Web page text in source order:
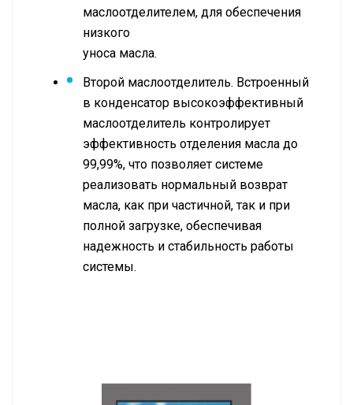
маслоотделителем, для обеспечения
низкого
уноса масла.
Второй маслоотделитель. Встроенный
в конденсатор высокоэффективный
маслоотделитель контролирует
эффективность отделения масла до
99,99%, что позволяет системе
реализовать нормальный возврат
масла, как при частичной, так и при
полной загрузке, обеспечивая
надежность и стабильность работы
системы.